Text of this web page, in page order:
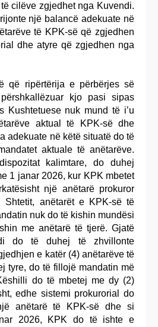
cilëve zgjedhet nga Kuvendi.
një balancë adekuate në
të KPK-së që zgjedhen
dhe atyre që zgjedhen nga
që ripërtërija e përbërjes së
kjo pasi sipas
Kushtetuese nuk mund të i’u
aktual të KPK-së dhe
adekuate në këtë situatë do të
aktuale të anëtarëve.
kalimtare, do duhej
1 janar 2026, kur KPK mbetet
një anëtarë prokuror
Shtetit, anëtarët e KPK-së të
nuk do të kishin mundësi
me anëtarë të tjerë. Gjatë
do të duhej të zhvillonte
e katër (4) anëtarëve të
tyre, do të fillojë mandatin më
do të mbetej me dy (2)
edhe sistemi prokurorial do
anëtarë të KPK-së dhe si
2026, KPK do të ishte e